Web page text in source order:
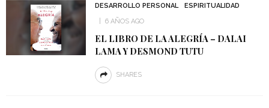
DESARROLLO PERSONAL
ESPIRITUALIDAD
6 AÑOS AGO
EL LIBRO DE LA ALEGRÍA – DALAI
LAMA Y DESMOND TUTU
SHARES